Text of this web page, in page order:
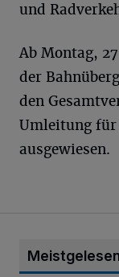
und
Ab Montag,
der
den
Umleitung für
ausgewiesen.